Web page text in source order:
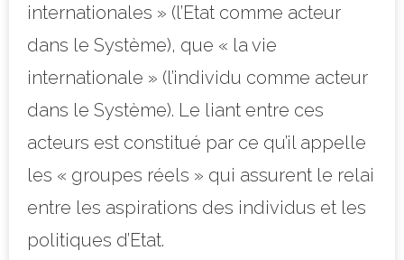
internationales » (l’Etat comme acteur
dans le Système), que « la vie
internationale » (l’individu comme acteur
dans le Système). Le liant entre ces
acteurs est constitué par ce qu’il appelle
les « groupes réels » qui assurent le relai
entre les aspirations des individus et les
politiques d’Etat.